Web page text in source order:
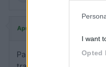
I want
Opted
Apuan76
Parcheggio semplice,